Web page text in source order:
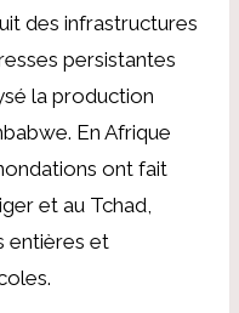
des infrastructures
persistantes
la production
En Afrique
ont fait
et au Tchad,
entières et